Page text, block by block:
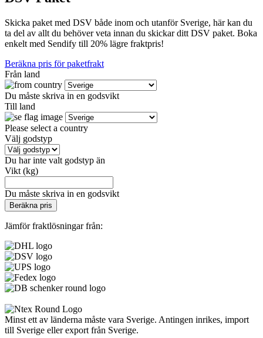
Skicka paket med DSV både inom och utanför Sverige, här kan du
ta del av allt du behöver veta innan du skickar ditt DSV paket. Boka
enkelt med Sendify till 20% lägre fraktpris!
Beräkna pris för paketfrakt
Från land
Du måste skriva in en godsvikt
Till land
Please select a country
Välj godstyp
Du har inte valt godstyp än
Vikt (kg)
Du måste skriva in en godsvikt
Beräkna pris
Jämför fraktlösningar från:
Minst ett av länderna måste vara Sverige. Antingen inrikes, import
till Sverige eller export från Sverige.